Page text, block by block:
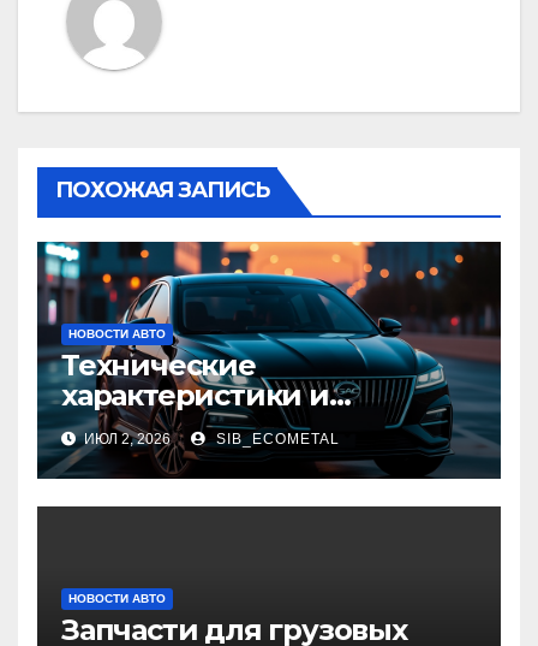
ПОХОЖАЯ ЗАПИСЬ
НОВОСТИ АВТО
Технические
характеристики и
доступные комплектации
GAC Empow
ИЮЛ 2, 2026 SIB_ECOMETAL
НОВОСТИ АВТО
Запчасти для грузовых